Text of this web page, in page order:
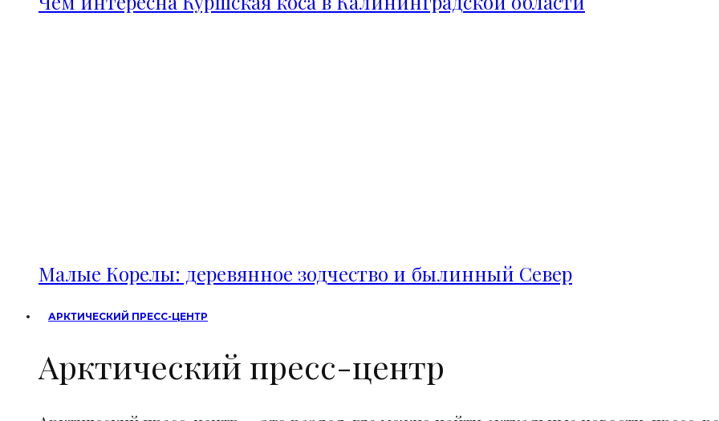
Малые Корелы: деревянное зодчество и былинный Север
АРКТИЧЕСКИЙ ПРЕСС-ЦЕНТР
Арктический пресс-центр